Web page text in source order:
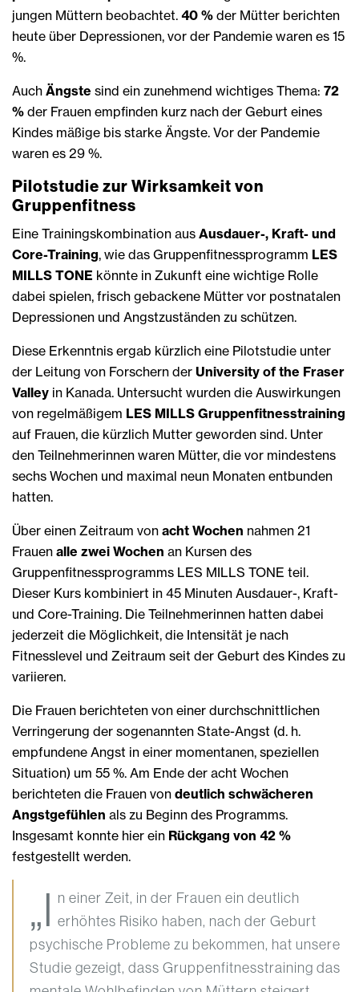
jungen Müttern beobachtet. 40 % der Mütter berichten
heute über Depressionen, vor der Pandemie waren es 15
%.
Auch Ängste sind ein zunehmend wichtiges Thema: 72
% der Frauen empfinden kurz nach der Geburt eines
Kindes mäßige bis starke Ängste. Vor der Pandemie
waren es 29 %.
Pilotstudie zur Wirksamkeit von
Gruppenfitness
Eine Trainingskombination aus Ausdauer-, Kraft- und
Core-Training, wie das Gruppenfitnessprogramm LES
MILLS TONE könnte in Zukunft eine wichtige Rolle
dabei spielen, frisch gebackene Mütter vor postnatalen
Depressionen und Angstzuständen zu schützen.
Diese Erkenntnis ergab kürzlich eine Pilotstudie unter
der Leitung von Forschern der University of the Fraser
Valley in Kanada. Untersucht wurden die Auswirkungen
von regelmäßigem LES MILLS Gruppenfitnesstraining
auf Frauen, die kürzlich Mutter geworden sind. Unter
den Teilnehmerinnen waren Mütter, die vor mindestens
sechs Wochen und maximal neun Monaten entbunden
hatten.
Über einen Zeitraum von acht Wochen nahmen 21
Frauen alle zwei Wochen an Kursen des
Gruppenfitnessprogramms LES MILLS TONE teil.
Dieser Kurs kombiniert in 45 Minuten Ausdauer-, Kraft-
und Core-Training. Die Teilnehmerinnen hatten dabei
jederzeit die Möglichkeit, die Intensität je nach
Fitnesslevel und Zeitraum seit der Geburt des Kindes zu
variieren.
Die Frauen berichteten von einer durchschnittlichen
Verringerung der sogenannten State-Angst (d. h.
empfundene Angst in einer momentanen, speziellen
Situation) um 55 %. Am Ende der acht Wochen
berichteten die Frauen von deutlich schwächeren
Angstgefühlen als zu Beginn des Programms.
Insgesamt konnte hier ein Rückgang von 42 %
festgestellt werden.
„I n einer Zeit, in der Frauen ein deutlich
erhöhtes Risiko haben, nach der Geburt
psychische Probleme zu bekommen, hat unsere
Studie gezeigt, dass Gruppenfitnesstraining das